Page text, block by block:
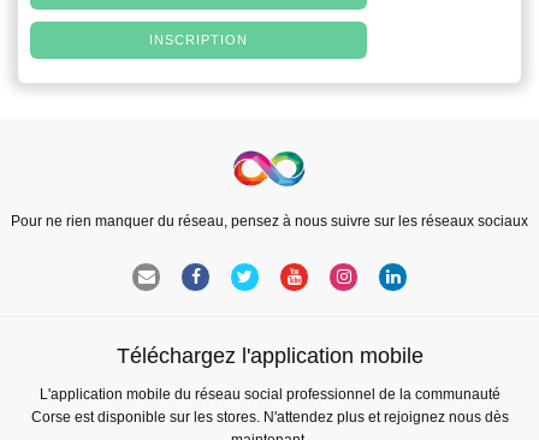
INSCRIPTION
Pour ne rien manquer du réseau, pensez à nous suivre sur les réseaux sociaux
Téléchargez l'application mobile
L'application mobile du réseau social professionnel de la communauté
Corse est disponible sur les stores. N'attendez plus et rejoignez nous dès